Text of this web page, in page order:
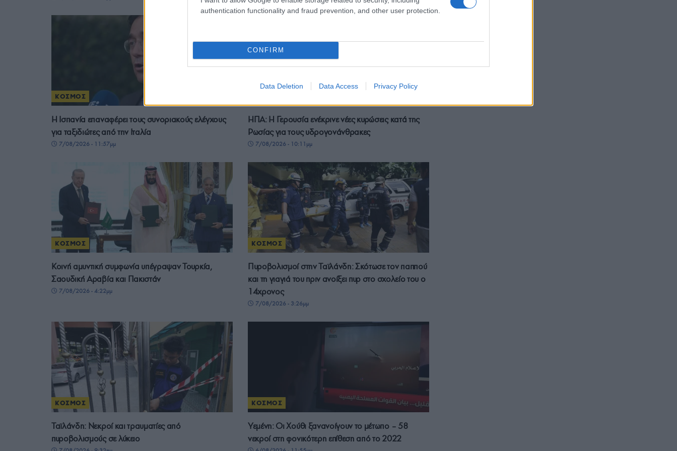
authentication functionality and fraud prevention, and other user protection.
CONFIRM
Data Deletion Data Access Privacy Policy
ΚΟΣΜΟΣ
Η Ισπανία επαναφέρει τους συνοριακούς ελέγχους
για ταξιδιώτες από την Ιταλία
7/08/2026 - 11:57μμ
ΗΠΑ: Η Γερουσία ενέκρινε νέες κυρώσεις κατά της
Ρωσίας για τους υδρογονάνθρακες
7/08/2026 - 10:11μμ
ΚΟΣΜΟΣ
Κοινή αμυντική συμφωνία υπέγραψαν Τουρκία,
Σαουδική Αραβία και Πακιστάν
7/08/2026 - 4:22μμ
ΚΟΣΜΟΣ
Πυροβολισμοί στην Ταϊλάνδη: Σκότωσε τον παππού
και τη γιαγιά του πριν ανοίξει πυρ στο σχολείο του ο
14χρονος
7/08/2026 - 3:26μμ
ΚΟΣΜΟΣ
Ταϊλάνδη: Νεκροί και τραυματίες από
πυροβολισμούς σε λύκειο
ΚΟΣΜΟΣ
Υεμένη: Οι Χούθι ξανανοίγουν το μέτωπο – 58
νεκροί στη φονικότερη επίθεση από το 2022